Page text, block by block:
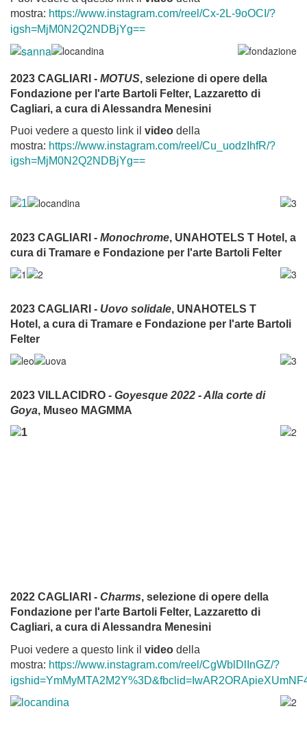
mostra: https://www.instagram.com/reel/Cx-2L-9oOCI/?
igsh=MjM0N2Q2NDBjYg==
2023 CAGLIARI - MOTUS, selezione di opere della
Fondazione per l'arte Bartoli Felter, Lazzaretto di
Cagliari, a cura di Alessandra Menesini
Puoi vedere a questo link il video della
mostra: https://www.instagram.com/reel/Cu_uodzIhfR/?
igsh=MjM0N2Q2NDBjYg==
2023 CAGLIARI - Monochrome, UNAHOTELS T Hotel, a
cura di Tramare e Fondazione per l'arte Bartoli Felter
2023 CAGLIARI - Uovo solidale, UNAHOTELS T
Hotel, a cura di Tramare e Fondazione per l'arte Bartoli
Felter
2023 VILLACIDRO - Goyesque 2022 - Alla corte di
Goya, Museo MAGMMA
2022 CAGLIARI - Charms, selezione di opere della
Fondazione per l'arte Bartoli Felter, Lazzaretto di
Cagliari, a cura di Alessandra Menesini
Puoi vedere a questo link il video della
mostra: https://www.instagram.com/reel/CgWblDlInGZ/?